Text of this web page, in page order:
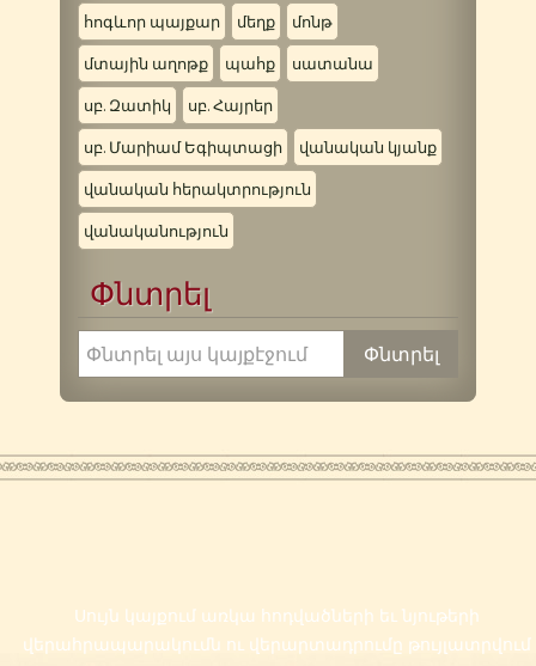
հոգևոր պայքար մեղք մոնթ
մտային աղոթք պահք սատանա
սբ. Զատիկ սբ. Հայրեր
սբ. Մարիամ Եգիպտացի վանական կյանք
վանական հերակտրություն
վանականություն
Փնտրել
Սույն կայքում առկա հոդվածների եւ նյութերի
վերահրապարակումն ու վերարտադրումը թույլատրվում